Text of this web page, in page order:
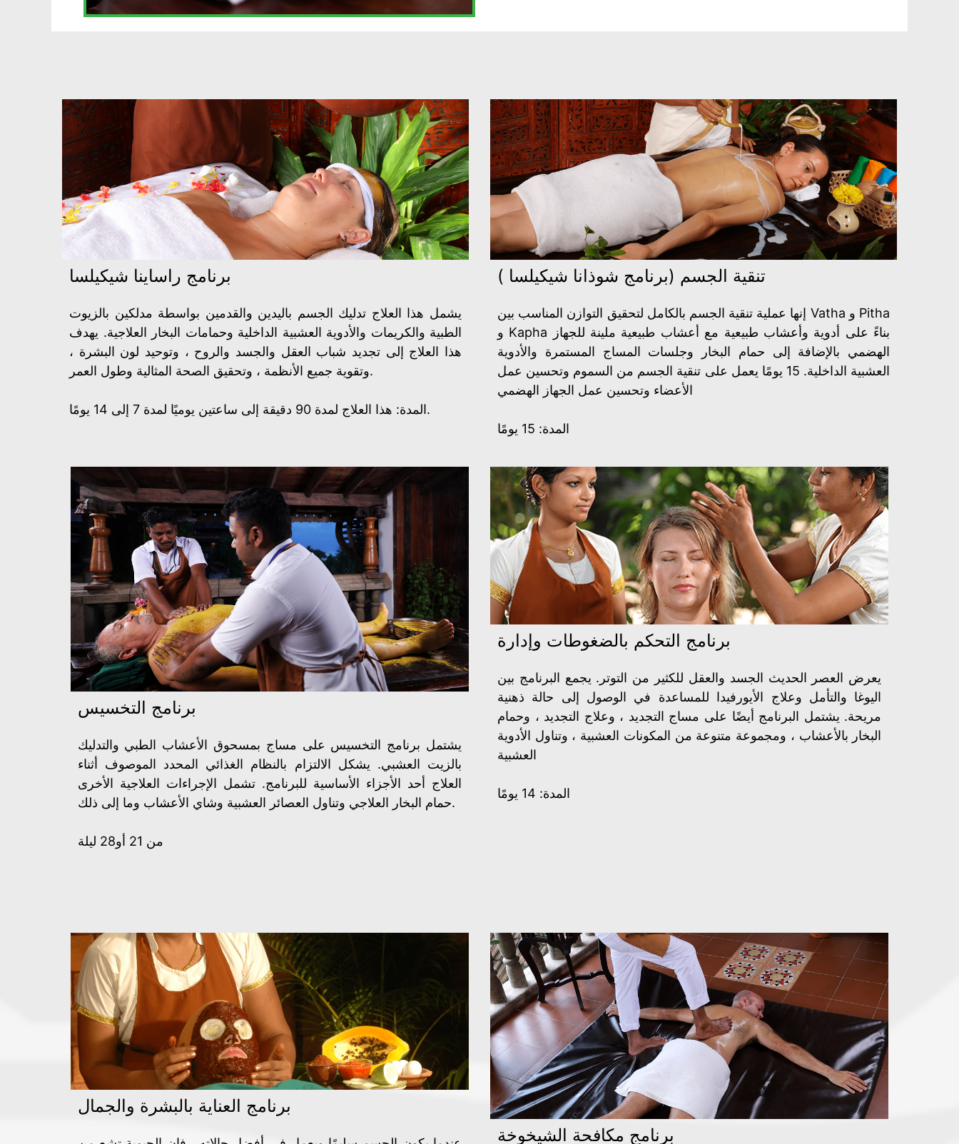
برنامج راساينا شيكيلسا
يشمل هذا العلاج تدليك الجسم باليدين والقدمين بواسطة مدلكين بالزيوت
الطبية والكريمات والأدوية العشبية الداخلية وحمامات البخار العلاجية. يهدف
هذا العلاج إلى تجديد شباب العقل والجسد والروح ، وتوحيد لون البشرة ،
وتقوية جميع الأنظمة ، وتحقيق الصحة المثالية وطول العمر.
المدة: هذا العلاج لمدة 90 دقيقة إلى ساعتين يوميًا لمدة 7 إلى 14 يومًا.
تنقية الجسم (برنامج شوذانا شيكيلسا )
إنها عملية تنقية الجسم بالكامل لتحقيق التوازن المناسب بين Vatha و Pitha
و Kapha بناءً على أدوية وأعشاب طبيعية مع أعشاب طبيعية ملينة للجهاز
الهضمي بالإضافة إلى حمام البخار وجلسات المساج المستمرة والأدوية
العشبية الداخلية. 15 يومًا يعمل على تنقية الجسم من السموم وتحسين عمل
الأعضاء وتحسين عمل الجهاز الهضمي
المدة: 15 يومًا
برنامج التخسيس
يشتمل برنامج التخسيس على مساج بمسحوق الأعشاب الطبي والتدليك
بالزيت العشبي. يشكل الالتزام بالنظام الغذائي المحدد الموصوف أثناء
العلاج أحد الأجزاء الأساسية للبرنامج. تشمل الإجراءات العلاجية الأخرى
حمام البخار العلاجي وتناول العصائر العشبية وشاي الأعشاب وما إلى ذلك.
من 21 أو28 ليلة
برنامج التحكم بالضغوطات وإدارة
يعرض العصر الحديث الجسد والعقل للكثير من التوتر. يجمع البرنامج بين
اليوغا والتأمل وعلاج الأيورفيدا للمساعدة في الوصول إلى حالة ذهنية
مريحة. يشتمل البرنامج أيضًا على مساج التجديد ، وعلاج التجديد ، وحمام
البخار بالأعشاب ، ومجموعة متنوعة من المكونات العشبية ، وتناول الأدوية
العشبية
المدة: 14 يومًا
برنامج العناية بالبشرة والجمال
برنامج مكافحة الشيخوخة